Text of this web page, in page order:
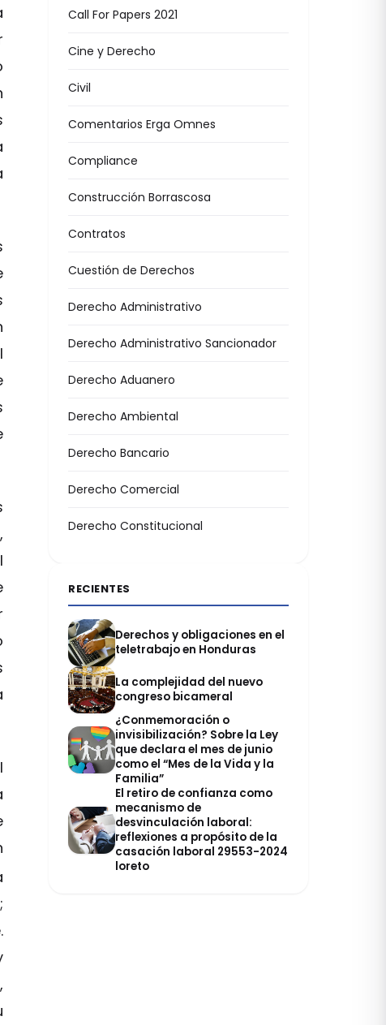
Call For Papers 2021
Cine y Derecho
Civil
Comentarios Erga Omnes
Compliance
Construcción Borrascosa
Contratos
Cuestión de Derechos
Derecho Administrativo
Derecho Administrativo Sancionador
Derecho Aduanero
Derecho Ambiental
Derecho Bancario
Derecho Comercial
Derecho Constitucional
RECIENTES
Derechos y obligaciones en el
teletrabajo en Honduras
La complejidad del nuevo
congreso bicameral
¿Conmemoración o
invisibilización? Sobre la Ley
que declara el mes de junio
como el “Mes de la Vida y la
Familia”
El retiro de confianza como
mecanismo de
desvinculación laboral:
reflexiones a propósito de la
casación laboral 29553-2024
loreto